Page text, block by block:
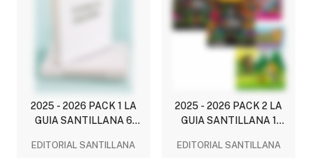
2025 - 2026 PACK 1 LA
GUIA SANTILLANA 6
(INCLUYE ESCENARIOS,
EDITORIAL SANTILLANA
2025 - 2026 PACK 2 LA
GUIA SANTILLANA 1
(INCLUYE ESCENARIOS,
EDITORIAL SANTILLANA